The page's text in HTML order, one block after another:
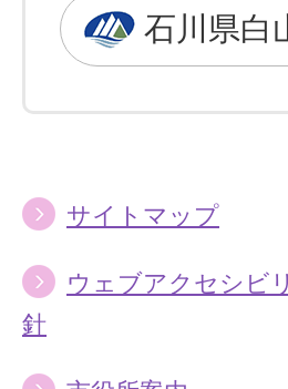
石川県白
サイトマップ
ウェブアクセシビ
針